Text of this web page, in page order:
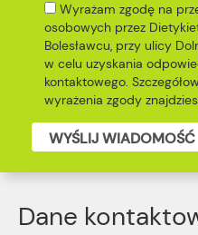
Dane
Wyrażam zgodę na
osobowych przez
Bolesławcu, przy ulicy
w celu uzyskania
kontaktowego.
wyrażenia zgody
WYŚLIJ WIADOMOŚĆ